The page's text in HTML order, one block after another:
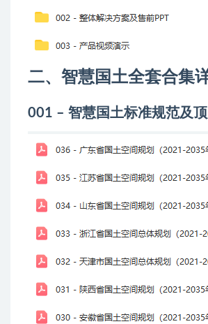
二、智慧国土全套合集
001 – 智慧国土标准规范及